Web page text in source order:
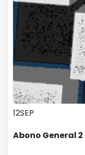
12SEP
Abono General